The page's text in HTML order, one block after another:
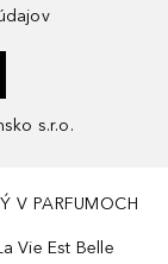
s.r.o.
V PARFUMOCH
Vie Est Belle